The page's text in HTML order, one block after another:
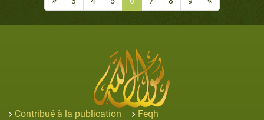
Contribué à la publication
Feqh